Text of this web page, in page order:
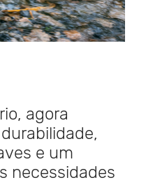
agora
e um
necessidades